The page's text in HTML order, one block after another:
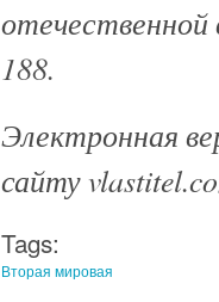
188.
Электронная
сайту
Tags:
Вторая мировая